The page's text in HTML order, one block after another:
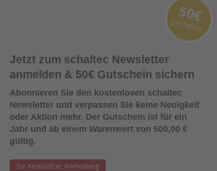
Jetzt zum schaltec Newsletter
anmelden & 50€ Gutschein sichern
Abonnieren Sie den kostenlosen schaltec
Newsletter und verpassen Sie keine Neuigkeit
oder Aktion mehr. Der Gutschein ist für ein
Jahr und ab einem Warenwert von 500,00 €
gültig.
zur Newsletter Anmeldung
50€
sichern!